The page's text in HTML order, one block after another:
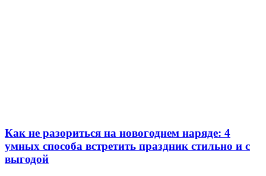
Как не разориться на новогоднем наряде: 4
умных способа встретить праздник стильно и с
выгодой